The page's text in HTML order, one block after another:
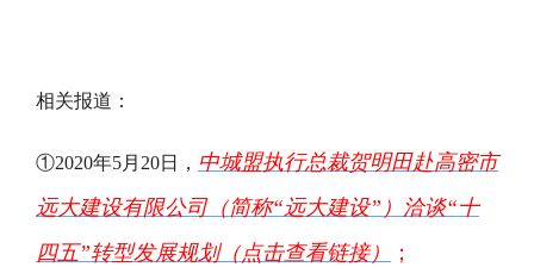
相关报道：
①2020年5月20日， 中城盟执行总裁贺明田赴高密市
远大建设有限公司（简称“远大建设”）洽谈“十
四五”转型发展规划（点击查看链接） ；